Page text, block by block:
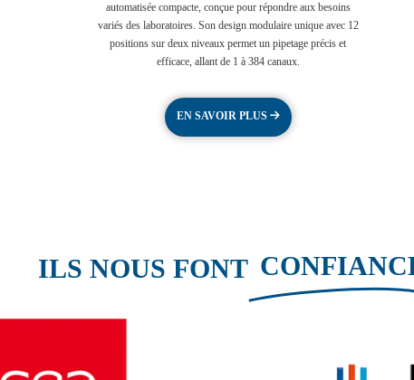
automatisée compacte, conçue pour répondre aux besoins
variés des laboratoires. Son design modulaire unique avec 12
positions sur deux niveaux permet un pipetage précis et
efficace, allant de 1 à 384 canaux.
EN SAVOIR PLUS
ILS NOUS FONT